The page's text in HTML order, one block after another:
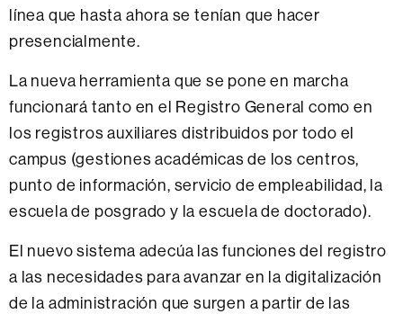
línea que hasta ahora se tenían que hacer
presencialmente.
La nueva herramienta que se pone en marcha
funcionará tanto en el Registro General como en
los registros auxiliares distribuidos por todo el
campus (gestiones académicas de los centros,
punto de información, servicio de empleabilidad, la
escuela de posgrado y la escuela de doctorado).
El nuevo sistema adecúa las funciones del registro
a las necesidades para avanzar en la digitalización
de la administración que surgen a partir de las